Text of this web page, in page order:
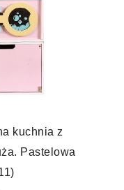
kuchnia z
Pastelowa